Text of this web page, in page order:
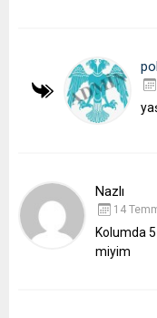
Nazlı
14
Kolumda
miyim